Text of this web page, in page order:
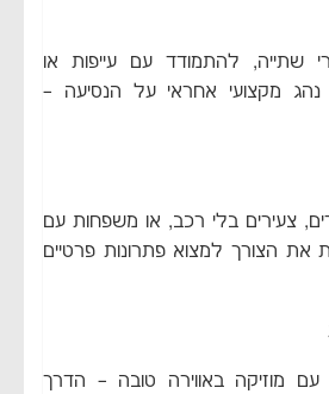
שתייה, להתמודד עם עייפות או
נהג מקצועי אחראי על הנסיעה –
צעירים בלי רכב, או משפחות עם
את הצורך למצוא פתרונות פרטיים
עם מוזיקה באווירה טובה – הדרך